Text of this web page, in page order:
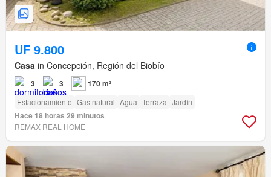
UF 9.800
Casa in Concepción, Región del Biobío
3 3 170 m²
Estacionamiento Gas natural Agua Terraza Jardín
Hace 18 horas 29 minutos
REMAX REAL HOME